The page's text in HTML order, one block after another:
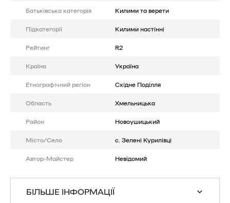
Батькiвська категорія Килими та верети
Підкатегорії Килими настінні
Рейтинг R2
Країна Україна
Етнографічний регіон Східне Поділля
Область Хмельницька
Район Новоушицький
Місто/Село с. Зелені Курилівці
Автор-Майстер Невідомий
БІЛЬШЕ ІНФОРМАЦІЇ